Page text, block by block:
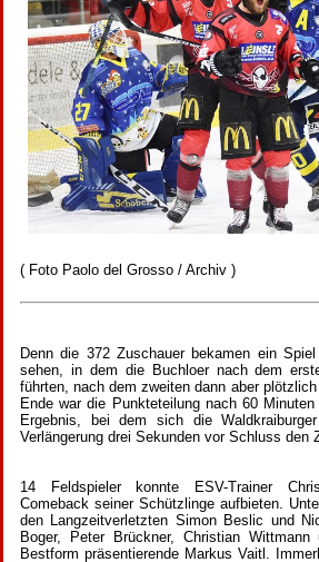
( Foto Paolo del Grosso / Archiv )
Denn die 372 Zuschauer bekamen ein
sehen, in dem die Buchloer nach dem
führten, nach dem zweiten dann aber
Ende war die Punkteteilung nach 60
Ergebnis, bei dem sich die
Verlängerung drei Sekunden vor Schluss den
14 Feldspieler konnte ESV-Trainer
Comeback seiner Schützlinge aufbieten.
den Langzeitverletzten Simon Beslic und
Boger, Peter Brückner, Christian
Bestform präsentierende Markus Vaitl.